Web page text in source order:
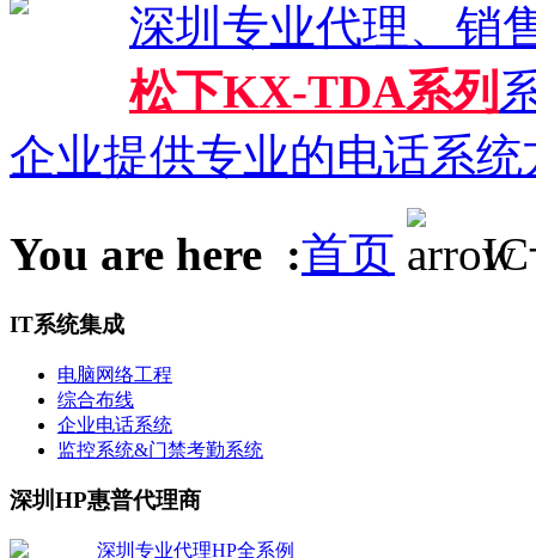
深圳专业代理、销
松下KX-TDA系列
企业提供专业的电话系
You are here :首页 IC
IT系统集成
电脑网络工程
综合布线
企业电话系统
监控系统&门禁考勤系统
深圳HP惠普代理商
深圳专业代理HP全系例